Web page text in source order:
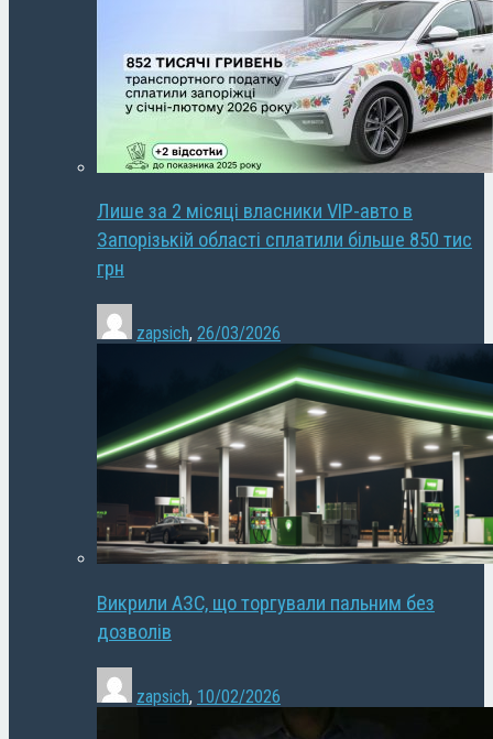
Лише за 2 місяці власники VIP-авто в
Запорізькій області сплатили більше 850 тис
грн
zapsich, 26/03/2026
Викрили АЗС, що торгували пальним без
дозволів
zapsich, 10/02/2026